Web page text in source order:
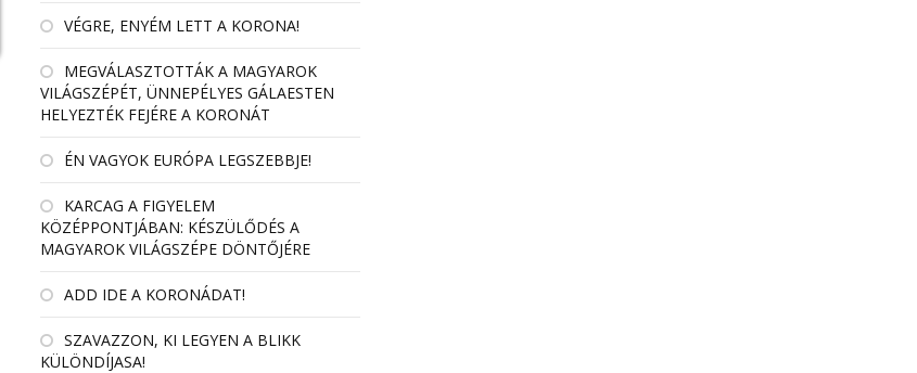
VÉGRE, ENYÉM LETT A KORONA!
MEGVÁLASZTOTTÁK A MAGYAROK
VILÁGSZÉPÉT, ÜNNEPÉLYES GÁLAESTEN
HELYEZTÉK FEJÉRE A KORONÁT
ÉN VAGYOK EURÓPA LEGSZEBBJE!
KARCAG A FIGYELEM
KÖZÉPPONTJÁBAN: KÉSZÜLŐDÉS A
MAGYAROK VILÁGSZÉPE DÖNTŐJÉRE
ADD IDE A KORONÁDAT!
SZAVAZZON, KI LEGYEN A BLIKK
KÜLÖNDÍJASA!